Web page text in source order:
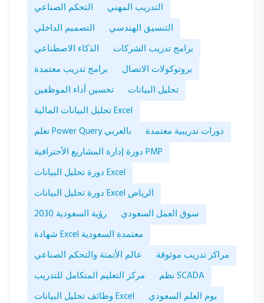
التحكم الصناعي
التدريب المهني
التصميم الداخلي
التنسيق الهندسي
الذكاء الاصطناعي
برامج تدريب الشركات
برامج تدريب معتمدة
بروتوكولات الاتصال
تحسين أداء الموظفين
تحليل البيانات
تحليل البيانات المالية Excel
تعلم Power Query بالعربي
دورات تدريبية معتمدة
دورة إدارة المشاريع الأحترافية PMP
دورة تحليل البيانات Excel
دورة تحليل البيانات Excel الرياض
رؤية السعودية 2030
سوق العمل السعودي
شهادة Excel معتمدة السعودية
عالم الأتمتة والتحكم الصناعي
مراكز تدريب موثوقة
مركز التعليم المتكامل للتدريب
نظم SCADA
وظائف تحليل البيانات Excel
يوم العلم السعودي